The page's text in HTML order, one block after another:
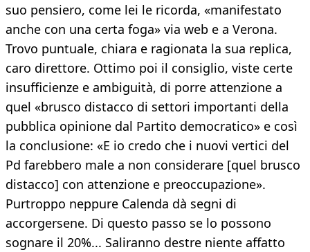
suo pensiero, come lei le ricorda, «manifestato
anche con una certa foga» via web e a Verona.
Trovo puntuale, chiara e ragionata la sua replica,
caro direttore. Ottimo poi il consiglio, viste certe
insufficienze e ambiguità, di porre attenzione a
quel «brusco distacco di settori importanti della
pubblica opinione dal Partito democratico» e così
la conclusione: «E io credo che i nuovi vertici del
Pd farebbero male a non considerare [quel brusco
distacco] con attenzione e preoccupazione».
Purtroppo neppure Calenda dà segni di
accorgersene. Di questo passo se lo possono
sognare il 20%... Saliranno destre niente affatto